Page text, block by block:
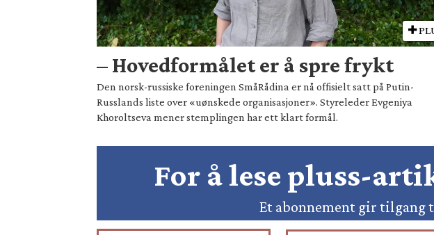
– Hovedformålet er å spre frykt
Den norsk-russiske foreningen SmåRådina er nå offisielt satt på Putin-
Russlands liste over «uønskede organisasjoner». Styreleder Evgeniya
Khoroltseva mener stemplingen har ett klart formål.
For å lese pluss-
Et abonnement gir